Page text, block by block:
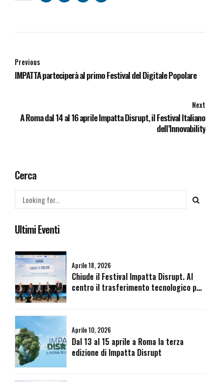
Previous
IMPATTA parteciperà al primo Festival del Digitale Popolare
Next
A Roma dal 14 al 16 aprile Impatta Disrupt, il Festival Italiano
dell’Innovability
Cerca
Ultimi Eventi
Aprile 18, 2026
Chiude il Festival Impatta Disrupt. Al
centro il trasferimento tecnologico per
Aprile 10, 2026
Dal 13 al 15 aprile a Roma la terza
edizione di Impatta Disrupt